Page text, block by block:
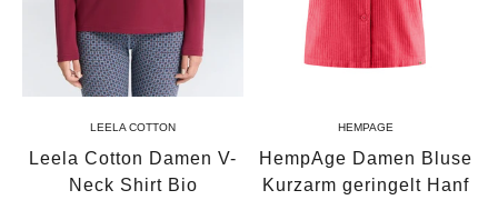
LEELA COTTON
Leela Cotton Damen V-
Neck Shirt Bio
HEMPAGE
HempAge Damen Bluse
Kurzarm geringelt Hanf